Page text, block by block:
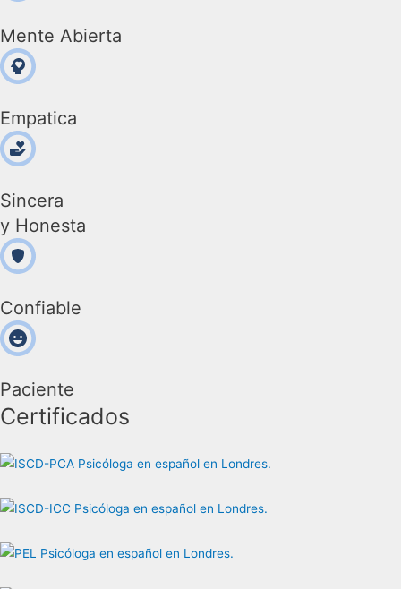
Mente Abierta
Empatica
Sincera
y Honesta
Confiable
Paciente
Certificados